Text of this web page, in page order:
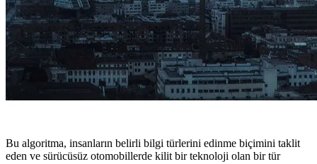
Bu algoritma, insanların belirli bilgi türlerini edinme biçimini taklit
eden ve sürücüsüz otomobillerde kilit bir teknoloji olan bir tür